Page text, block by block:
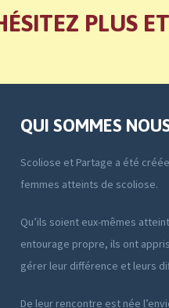
PLUS
QUI SOMMES
Scoliose et Partage a été
femmes atteints de scoliose.
Qu’ils soient eux-mêmes
entourage propre, ils ont
gérer leur différence et leurs
De leur rencontre est née